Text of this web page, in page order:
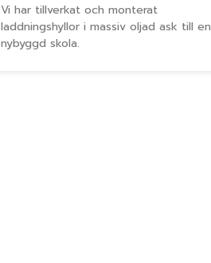
Vi har tillverkat och monterat
laddningshyllor i massiv oljad ask till en
nybyggd skola.